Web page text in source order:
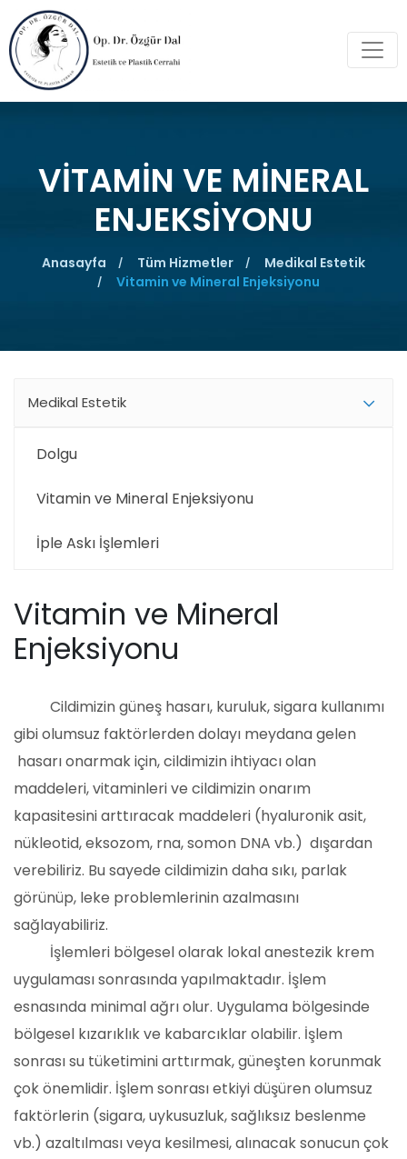
VITAMIN VE MINERAL
ENJEKSIYONU
Anasayfa Tüm Hizmetler
Medikal Estetik
Vitamin ve Mineral Enjeksiyonu
Medikal Estetik
Dolgu
Vitamin ve Mineral Enjeksiyonu
İple Askı İşlemleri
Vitamin ve Mineral
Enjeksiyonu
Cildimizin güneş hasarı, kuruluk, sigara kullanımı
gibi olumsuz faktörlerden dolayı meydana gelen
hasarı onarmak için, cildimizin ihtiyacı olan
maddeleri, vitaminleri ve cildimizin onarım
kapasitesini arttıracak maddeleri (hyaluronik asit,
nükleotid, eksozom, rna, somon DNA vb.) dışardan
verebiliriz. Bu sayede cildimizin daha sıkı, parlak
görünüp, leke problemlerinin azalmasını
sağlayabiliriz.
İşlemleri bölgesel olarak lokal anestezik krem
uygulaması sonrasında yapılmaktadır. İşlem
esnasında minimal ağrı olur. Uygulama bölgesinde
bölgesel kızarıklık ve kabarcıklar olabilir. İşlem
sonrası su tüketimini arttırmak, güneşten korunmak
çok önemlidir. İşlem sonrası etkiyi düşüren olumsuz
faktörlerin (sigara, uykusuzluk, sağlıksız beslenme
vb.) azaltılması veya kesilmesi, alınacak sonucun çok